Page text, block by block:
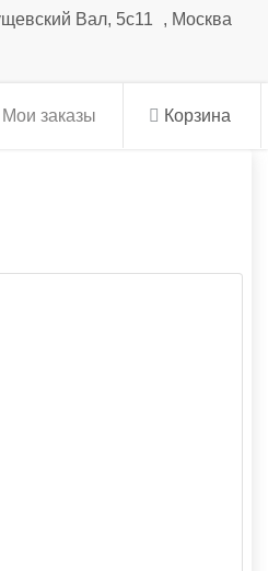
Вал, 5с11 , Москва
Корзина
Мои заказы